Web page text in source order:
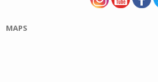
MAPS